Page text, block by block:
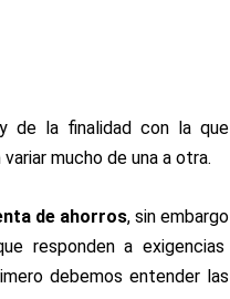
de la finalidad con la que
mucho de una a otra.
de ahorros, sin embargo
responden a exigencias
debemos entender las